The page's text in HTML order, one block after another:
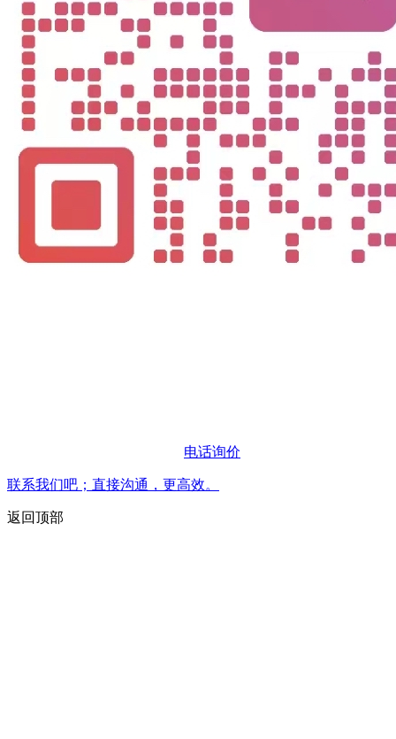
电话询价
联系我们吧；直接沟通，更高效。
返回顶部